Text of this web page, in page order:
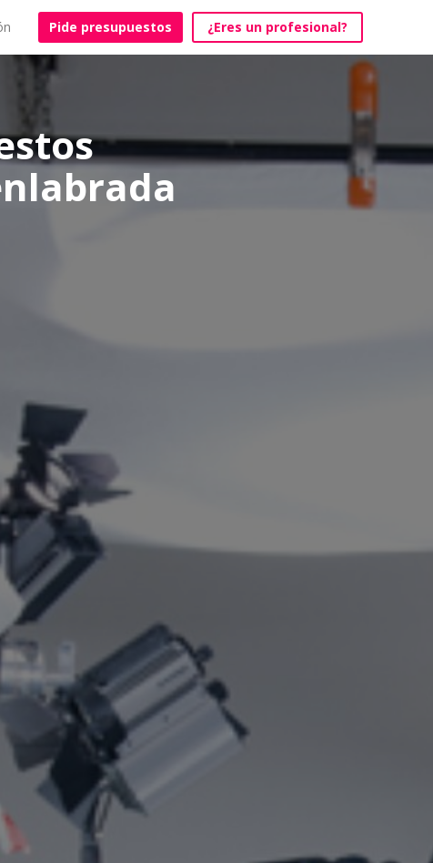
Pide presupuestos ¿Eres un profesional?